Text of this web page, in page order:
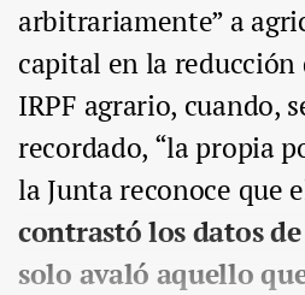
arbitrariamente” a
capital en la reducción
IRPF agrario, cuando,
recordado, “la propia
la Junta reconoce que
contrastó los datos
solo avaló aquello